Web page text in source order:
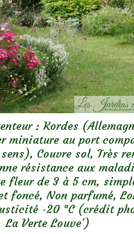
: Kordes
miniature au port
Couvre sol, Très
résistance aux
fleur de 3 à 5 cm,
foncé, Non parfumé,
-20 °C (crédit
La Verte Louve’)